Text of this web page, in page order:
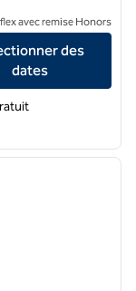
Hilton Georgetown
avec remise Honors
des
dates